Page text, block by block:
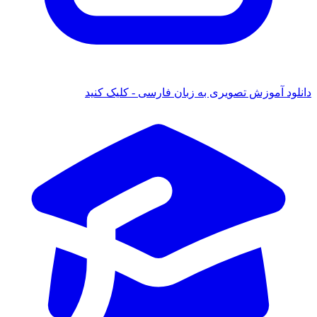
آموزش تصویری به زبان فارسی - کلیک کنید